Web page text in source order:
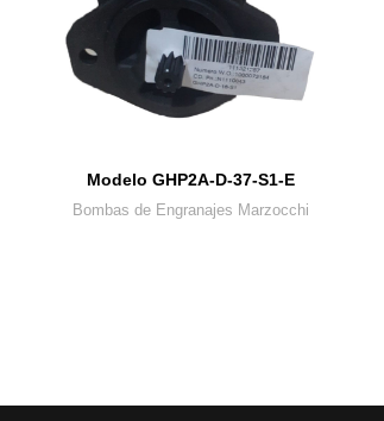
Modelo GHP2A-D-37-S1-E
Bombas de Engranajes Marzocchi